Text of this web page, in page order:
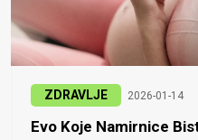
ZDRAVLJE 2026-01-14
Evo Koje Namirnice